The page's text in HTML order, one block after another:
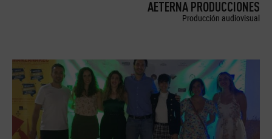
AETERNA PRODUCCIONES
Producción audiovisual